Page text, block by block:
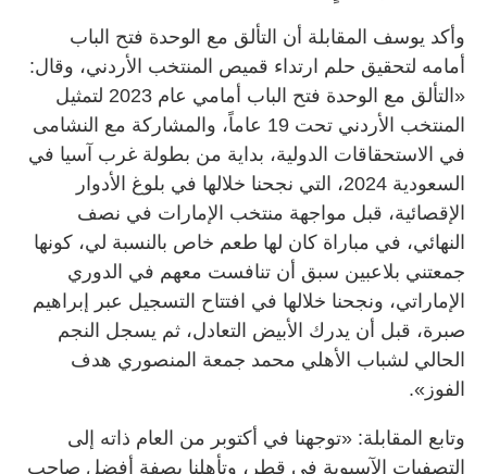
وأكد يوسف المقابلة أن التألق مع الوحدة فتح الباب
أمامه لتحقيق حلم ارتداء قميص المنتخب الأردني، وقال:
«التألق مع الوحدة فتح الباب أمامي عام 2023 لتمثيل
المنتخب الأردني تحت 19 عاماً، والمشاركة مع النشامى
في الاستحقاقات الدولية، بداية من بطولة غرب آسيا في
السعودية 2024، التي نجحنا خلالها في بلوغ الأدوار
الإقصائية، قبل مواجهة منتخب الإمارات في نصف
النهائي، في مباراة كان لها طعم خاص بالنسبة لي، كونها
جمعتني بلاعبين سبق أن تنافست معهم في الدوري
الإماراتي، ونجحنا خلالها في افتتاح التسجيل عبر إبراهيم
صبرة، قبل أن يدرك الأبيض التعادل، ثم يسجل النجم
الحالي لشباب الأهلي محمد جمعة المنصوري هدف
الفوز».
وتابع المقابلة: «توجهنا في أكتوبر من العام ذاته إلى
التصفيات الآسيوية في قطر، وتأهلنا بصفة أفضل صاحب